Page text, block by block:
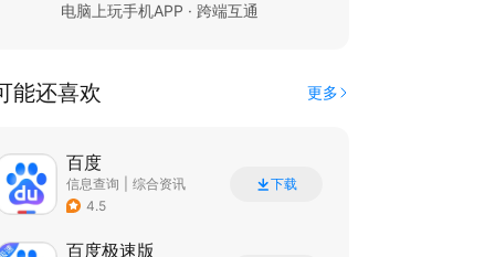
电脑上玩手机APP · 跨端互通
能还喜欢 更多
百度
信息查询
综合资讯
4.5
下载
百度极速版